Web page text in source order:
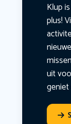
Klup
plus!
uit
geniet